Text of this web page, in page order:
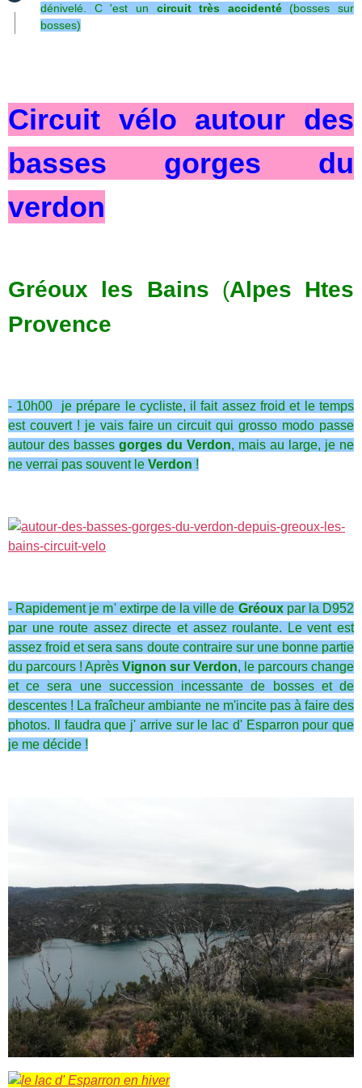
dénivelé. C 'est un circuit très accidenté(bosses sur
bosses)
Circuit vélo autour des
basses gorges du
verdon
Gréoux les Bains (Alpes Htes
Provence
- 10h00 je prépare le cycliste, il fait assez froid et le temps
est couvert ! je vais faire un circuit qui grosso modo passe
autour des basses gorges du Verdon, mais au large, je ne
ne verrai pas souvent le Verdon !
- Rapidement je m' extirpe de la ville de Gréouxpar la D952
par une route assez directe et assez roulante. Le vent est
assez froid et sera sans doute contraire sur une bonne partie
du parcours ! Après Vignon sur Verdon, le parcours change
et ce sera une succession incessante de bosses et de
descentes ! La fraîcheur ambiante ne m'incite pas à faire des
photos. Il faudra que j' arrive sur le lac d' Esparron pour que
je me décide !